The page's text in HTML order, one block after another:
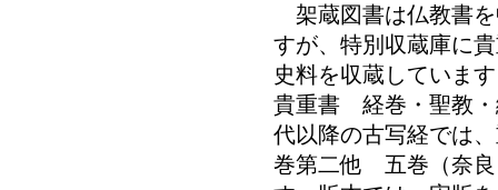
架蔵図書は仏教書
すが、特別収蔵庫に
史料を収蔵していま
貴重書 経巻・聖教
代以降の古写経では
巻第二他 五巻（奈良